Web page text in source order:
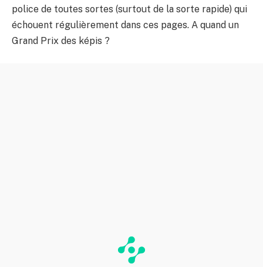
police de toutes sortes (surtout de la sorte rapide) qui
échouent régulièrement dans ces pages. A quand un
Grand Prix des képis ?